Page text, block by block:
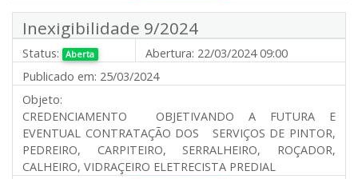
Inexigibilidade 9/2024
Status: Aberta Abertura: 22/03/2024 09:00
Publicado em: 25/03/2024
Objeto:
CREDENCIAMENTO OBJETIVANDO A FUTURA E
EVENTUAL CONTRATAÇÃO DOS SERVIÇOS DE PINTOR,
PEDREIRO, CARPITEIRO, SERRALHEIRO, ROÇADOR,
CALHEIRO, VIDRAÇEIRO ELETRECISTA PREDIAL